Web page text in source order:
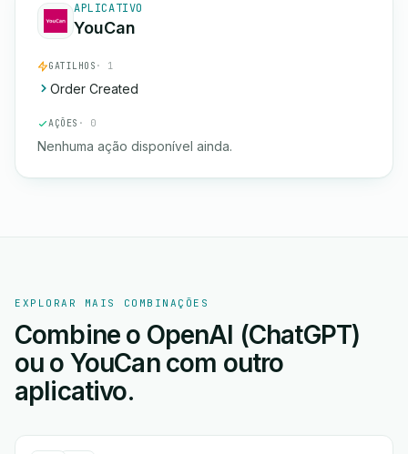
APLICATIVO
YouCan
GATILHOS · 1
Order Created
AÇÕES · 0
Nenhuma ação disponível ainda.
EXPLORAR MAIS COMBINAÇÕES
Combine o OpenAI (ChatGPT)
ou o YouCan com outro
aplicativo.